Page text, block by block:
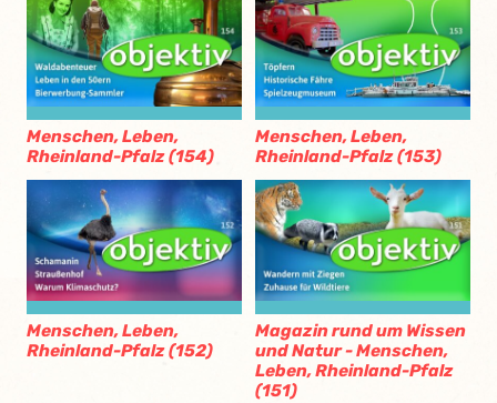
Menschen, Leben,
Rheinland-Pfalz (154)
Menschen, Leben,
Rheinland-Pfalz (153)
Menschen, Leben,
Rheinland-Pfalz (152)
Magazin rund um Wissen
und Natur - Menschen,
Leben, Rheinland-Pfalz
(151)